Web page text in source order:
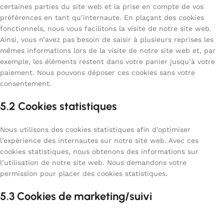
certaines parties du site web et la prise en compte de vos
préférences en tant qu’internaute. En plaçant des cookies
fonctionnels, nous vous facilitons la visite de notre site web.
Ainsi, vous n’avez pas besoin de saisir à plusieurs reprises les
mêmes informations lors de la visite de notre site web et, par
exemple, les éléments restent dans votre panier jusqu’à votre
paiement. Nous pouvons déposer ces cookies sans votre
consentement.
5.2 Cookies statistiques
Nous utilisons des cookies statistiques afin d’optimiser
l’expérience des internautes sur notre site web. Avec ces
cookies statistiques, nous obtenons des informations sur
l’utilisation de notre site web. Nous demandons votre
permission pour placer des cookies statistiques.
5.3 Cookies de marketing/suivi